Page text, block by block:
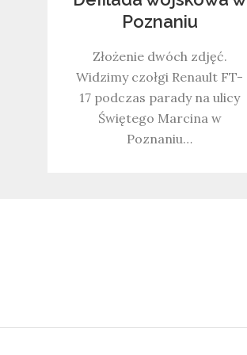
Poznaniu
Złożenie dwóch zdjęć.
Widzimy czołgi Renault FT-
17 podczas parady na ulicy
Świętego Marcina w
Poznaniu…